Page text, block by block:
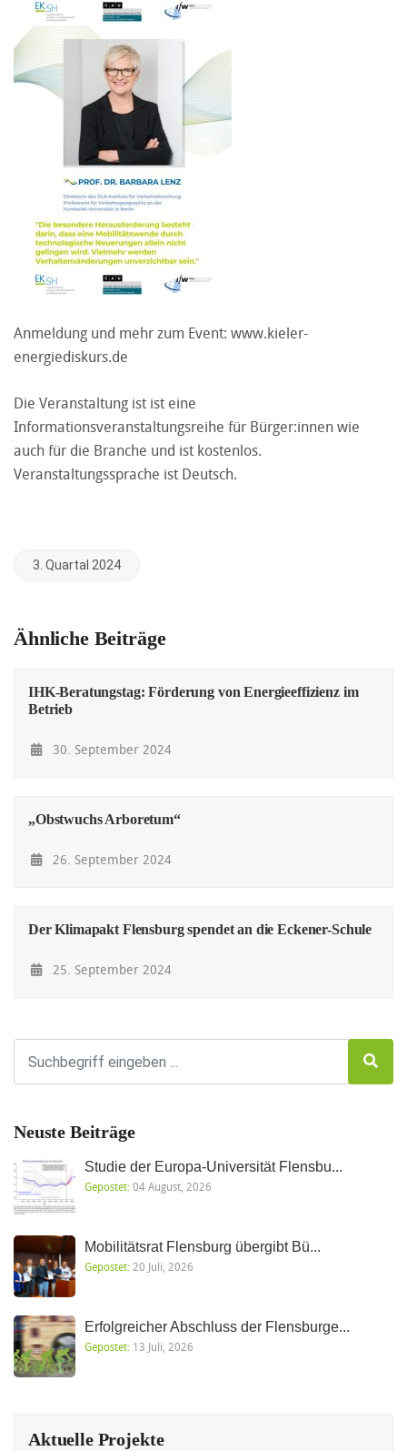
Anmeldung und mehr zum Event: www.kieler-
energiediskurs.de
Die Veranstaltung ist ist eine
Informationsveranstaltungsreihe für Bürger:innen wie
auch für die Branche und ist kostenlos.
Veranstaltungssprache ist Deutsch.
3. Quartal 2024
Ähnliche Beiträge
IHK-Beratungstag: Förderung von Energieeffizienz im
Betrieb
30. September 2024
„Obstwuchs Arboretum“
26. September 2024
Der Klimapakt Flensburg spendet an die Eckener-Schule
25. September 2024
Neuste Beiträge
Studie der Europa-Universität Flensbu...
Gepostet:04 August, 2026
Mobilitätsrat Flensburg übergibt Bü...
Gepostet:20 Juli, 2026
Erfolgreicher Abschluss der Flensburge...
Gepostet: 13 Juli, 2026
Aktuelle Projekte